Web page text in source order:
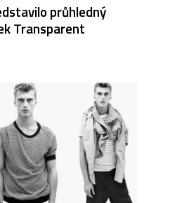
průhledný
Transparent